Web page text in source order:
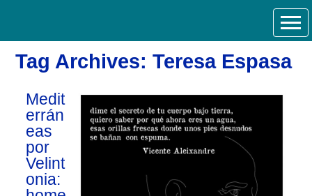
Tag Archives: Teresa Espasa
Medit
errán
eas
por
Velint
onia: